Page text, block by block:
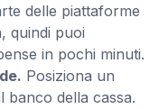
delle piattaforme
quindi puoi
in pochi minuti.
Posiziona un
banco della cassa.